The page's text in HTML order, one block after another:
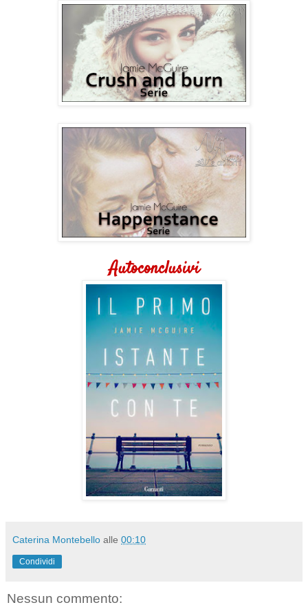
Autoconclusivi
Caterina Montebello alle 00:10
Condividi
Nessun commento: